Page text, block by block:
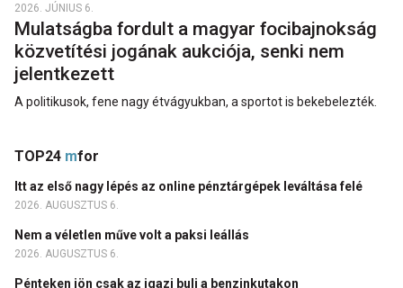
2026. JÚNIUS 6.
Mulatságba fordult a magyar focibajnokság
közvetítési jogának aukciója, senki nem
jelentkezett
A politikusok, fene nagy étvágyukban, a sportot is bekebelezték.
TOP24 mfor
Itt az első nagy lépés az online pénztárgépek leváltása felé
2026. AUGUSZTUS 6.
Nem a véletlen műve volt a paksi leállás
2026. AUGUSZTUS 6.
Pénteken jön csak az igazi buli a benzinkutakon